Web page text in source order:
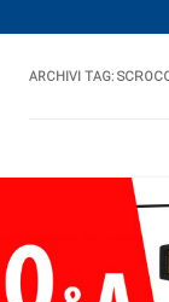
ARCHIVI TAG: